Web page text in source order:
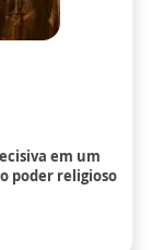
em um
poder religioso